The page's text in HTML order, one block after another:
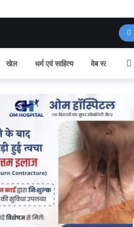
खेल धर्म एवं साहित्य वेब स्टोरी